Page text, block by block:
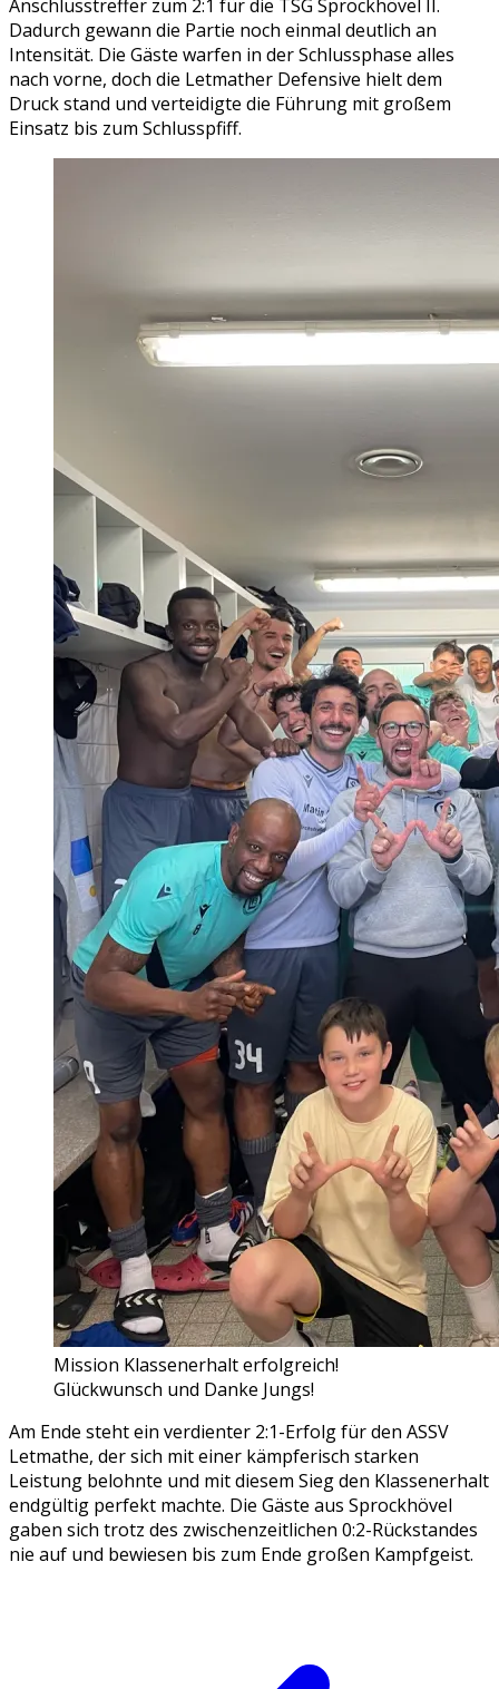
Anschlusstreffer zum 2:1 für die TSG Sprockhövel II.
Dadurch gewann die Partie noch einmal deutlich an
Intensität. Die Gäste warfen in der Schlussphase alles
nach vorne, doch die Letmather Defensive hielt dem
Druck stand und verteidigte die Führung mit großem
Einsatz bis zum Schlusspfiff.
Mission Klassenerhalt erfolgreich!
Glückwunsch und Danke Jungs!
Am Ende steht ein verdienter 2:1-Erfolg für den ASSV
Letmathe, der sich mit einer kämpferisch starken
Leistung belohnte und mit diesem Sieg den Klassenerhalt
endgültig perfekt machte. Die Gäste aus Sprockhövel
gaben sich trotz des zwischenzeitlichen 0:2-Rückstandes
nie auf und bewiesen bis zum Ende großen Kampfgeist.